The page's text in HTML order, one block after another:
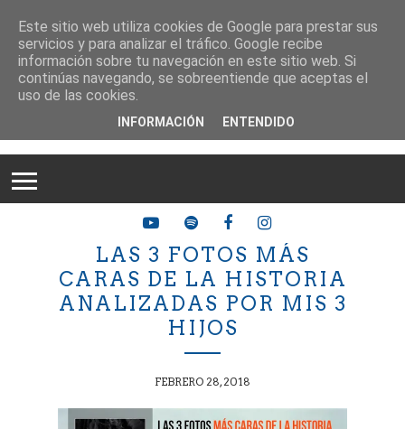
LAS 3 FOTOS MÁS
CARAS DE LA HISTORIA
ANALIZADAS POR MIS 3
HIJOS
FEBRERO 28, 2018
Este sitio web utiliza cookies de Google para prestar sus
servicios y para analizar el tráfico. Google recibe
información sobre tu navegación en este sitio web. Si
continúas navegando, se sobreentiende que aceptas el
uso de las cookies.
INFORMACIÓN ENTENDIDO